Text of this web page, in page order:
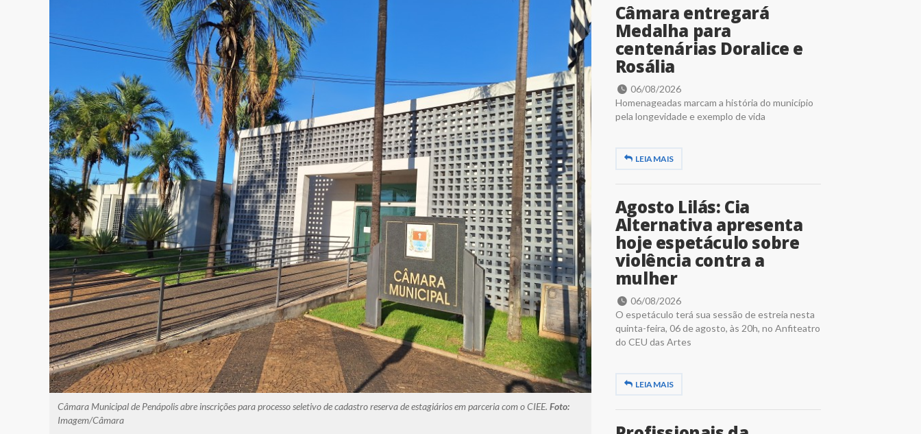
Câmara Municipal de Penápolis abre inscrições para processo seletivo de cadastro reserva de estagiários em parceria com o CIEE. Foto:
Imagem/Câmara
Câmara entregará
Medalha para
centenárias Doralice e
Rosália
06/08/2026
Homenageadas marcam a história do município
pela longevidade e exemplo de vida
LEIA MAIS
Agosto Lilás: Cia
Alternativa apresenta
hoje espetáculo sobre
violência contra a
mulher
06/08/2026
O espetáculo terá sua sessão de estreia nesta
quinta-feira, 06 de agosto, às 20h, no Anfiteatro
do CEU das Artes
LEIA MAIS